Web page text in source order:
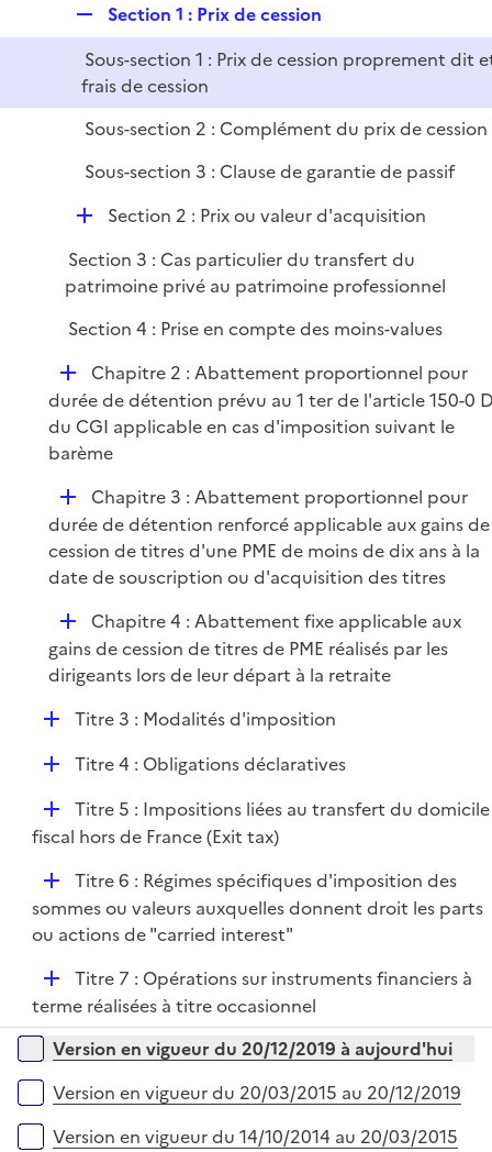
r
p
l
e
r
e
p
l
r
Section 1 : Prix de cession
Sous-section 1 : Prix de cession proprement dit
frais de cession
Sous-section 2 : Complément du prix de cession
Sous-section 3 : Clause de garantie de passif
D
p
l
i
r
Section 2 : Prix ou valeur d'acquisition
Section 3 : Cas particulier du transfert du
patrimoine privé au patrimoine professionnel
Section 4 : Prise en compte des moins-values
D
é
p
l
r
Chapitre 2 : Abattement proportionnel pour
durée de détention prévu au 1 ter de l'article 150-0
du CGI applicable en cas d'imposition suivant le
barème
D
é
p
l
r
Chapitre 3 : Abattement proportionnel pour
durée de détention renforcé applicable aux gains de
cession de titres d'une PME de moins de dix ans à la
date de souscription ou d'acquisition des titres
D
é
p
i
e
r
Chapitre 4 : Abattement fixe applicable aux
gains de cession de titres de PME réalisés par les
dirigeants lors de leur départ à la retraite
D
e
Titre 3 : Modalités d'imposition
D
l
r
Titre 4 : Obligations déclaratives
D
é
i
e
Titre 5 : Impositions liées au transfert du domicile
fiscal hors de France (Exit tax)
D
é
p
e
r
Titre 6 : Régimes spécifiques d'imposition des
sommes ou valeurs auxquelles donnent droit les parts
ou actions de "carried interest"
D
é
p
l
i
e
r
Titre 7 : Opérations sur instruments financiers à
terme réalisées à titre occasionnel
Versions sur la période
Version en vigueur du 20/12/2019 à aujourd'hui
Version en vigueur du 20/03/2015 au 20/12/2019
Version en vigueur du 14/10/2014 au 20/03/2015